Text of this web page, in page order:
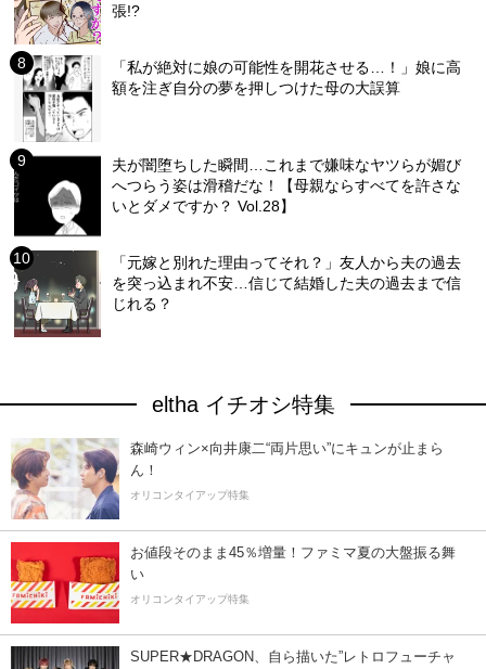
張!?
「私が絶対に娘の可能性を開花させる…！」娘に高
額を注ぎ自分の夢を押しつけた母の大誤算
夫が闇堕ちした瞬間…これまで嫌味なヤツらが媚び
へつらう姿は滑稽だな！【母親ならすべてを許さな
いとダメですか？ Vol.28】
「元嫁と別れた理由ってそれ？」友人から夫の過去
を突っ込まれ不安…信じて結婚した夫の過去まで信
じれる？
eltha イチオシ特集
森崎ウィン×向井康二“両片思い”にキュンが止まら
ん！
オリコンタイアップ特集
お値段そのまま45％増量！ファミマ夏の大盤振る舞
い
オリコンタイアップ特集
SUPER★DRAGON、自ら描いた”レトロフューチャ